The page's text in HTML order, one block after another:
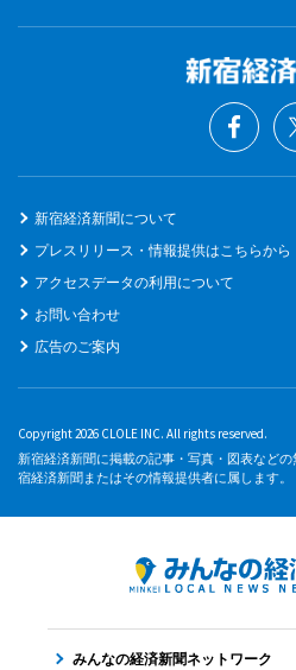
新宿経済新聞について
プレスリリース・情報提供はこちらから
アクセスデータの利用について
お問い合わせ
広告のご案内
Copyright 2026 CLOLE INC. All rights reserved.
新宿経済新聞に掲載の記事・写真・図表など
宿経済新聞またはその情報提供者に属します。
みんなの経済新聞ネットワーク